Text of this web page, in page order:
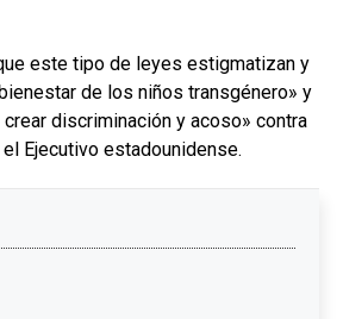
este tipo de leyes estigmatizan y
de los niños transgénero» y
discriminación y acoso» contra
Ejecutivo estadounidense.